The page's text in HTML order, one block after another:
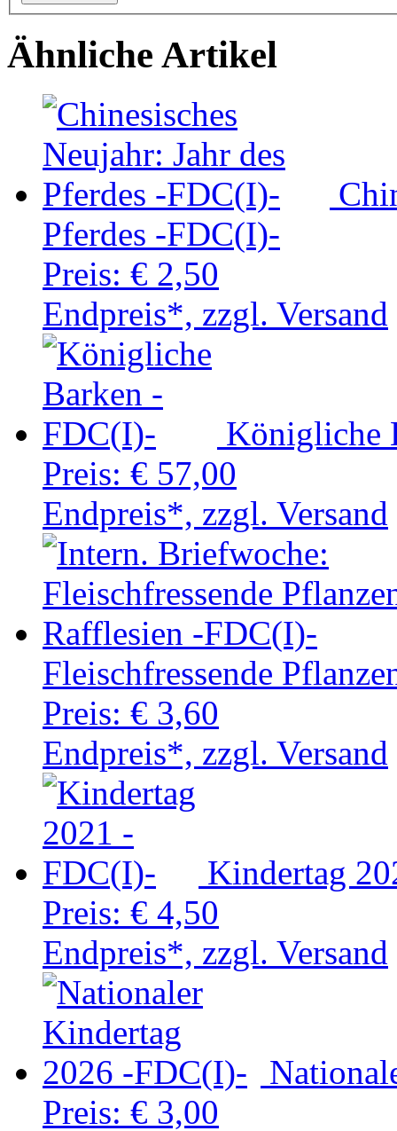
Ähnliche Artikel
Pferdes -FDC(I)-
Preis: € 2,50
Endpreis*, zzgl. Versand
Königliche
Preis: € 57,00
Endpreis*, zzgl. Versand
Fleischfressende
Preis: € 3,60
Endpreis*, zzgl. Versand
Kindertag
Preis: € 4,50
Endpreis*, zzgl. Versand
Preis: € 3,00